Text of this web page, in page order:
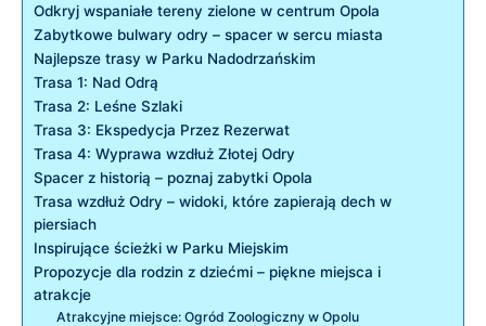
Odkryj ⁣wspaniałe tereny ‌zielone w centrum⁤ Opola
Zabytkowe⁤ bulwary odry – spacer w sercu miasta
Najlepsze trasy ‍w Parku‌ Nadodrzańskim
Trasa 1: Nad Odrą
Trasa 2: ⁤Leśne Szlaki
Trasa 3: Ekspedycja Przez ​Rezerwat
Trasa 4: Wyprawa wzdłuż Złotej Odry
Spacer⁤ z historią – poznaj zabytki Opola
Trasa wzdłuż Odry – widoki, które zapierają dech w
piersiach
Inspirujące ⁤ścieżki w Parku Miejskim
Propozycje dla rodzin z dziećmi – piękne miejsca i
atrakcje
Atrakcyjne miejsce: Ogród Zoologiczny w Opolu